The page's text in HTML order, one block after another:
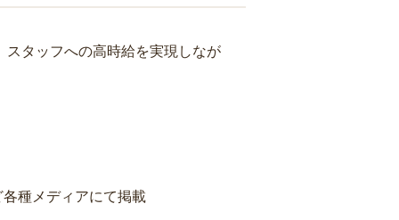
タッフへの高時給を実現しなが
種メディアにて掲載